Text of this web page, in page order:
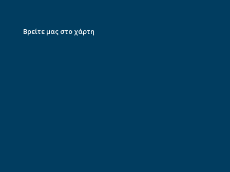
Βρείτε μας στο χάρτη